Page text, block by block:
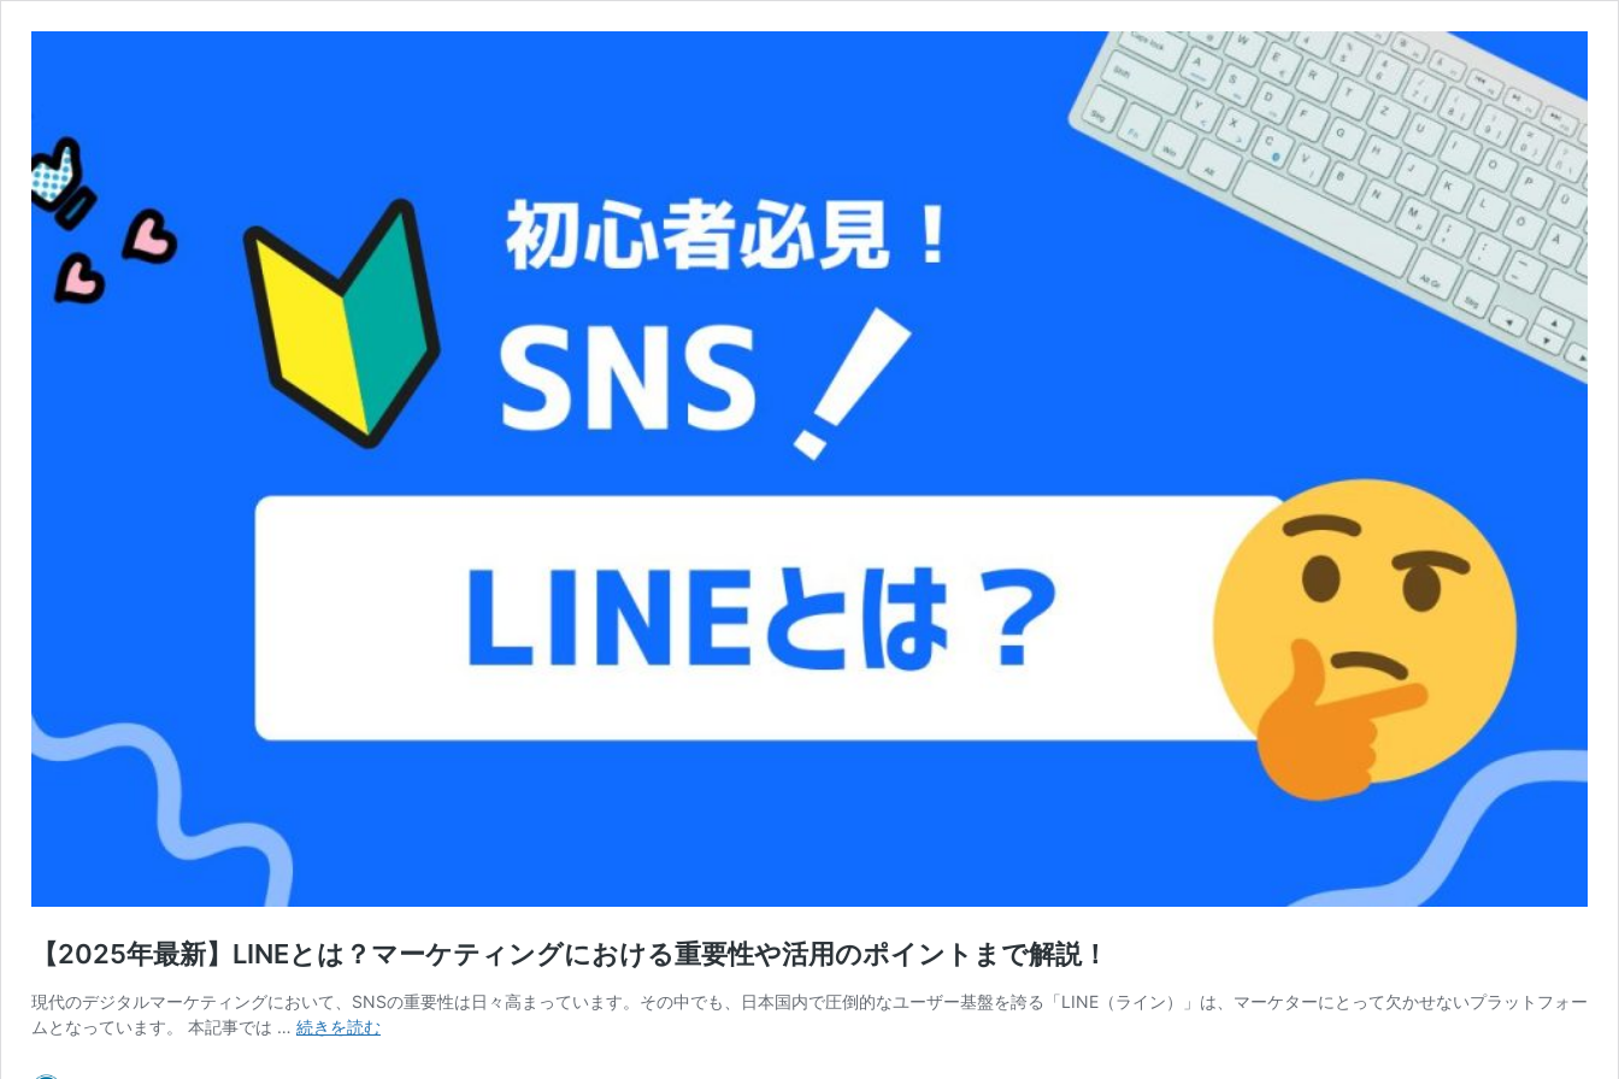
【2025年最新】LINEとは？マーケティングにおける重要性や活用のポイントまで解説！
現代のデジタルマーケティングにおいて、SNSの重要性は日々高まっています。その中でも、日本国内で圧倒的なユーザー基盤を誇る「LINE（ライン）」は、マーケターにとって欠かせないプラットフォー
ムとなっています。 本記事では … 続きを読む【2025